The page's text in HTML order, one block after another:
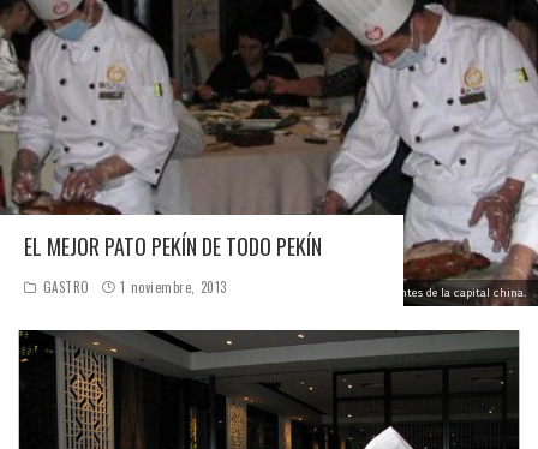
Uno de los mejores restaurantes de la capital china.
EL MEJOR PATO PEKÍN DE TODO PEKÍN
GASTRO 1 noviembre, 2013